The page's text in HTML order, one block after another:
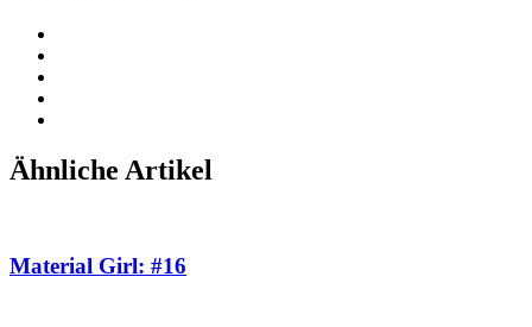
Ähnliche Artikel
Material Girl: #16